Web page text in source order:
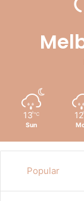
13 ℃
Sun
12
Popular